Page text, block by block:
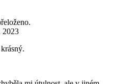
2023